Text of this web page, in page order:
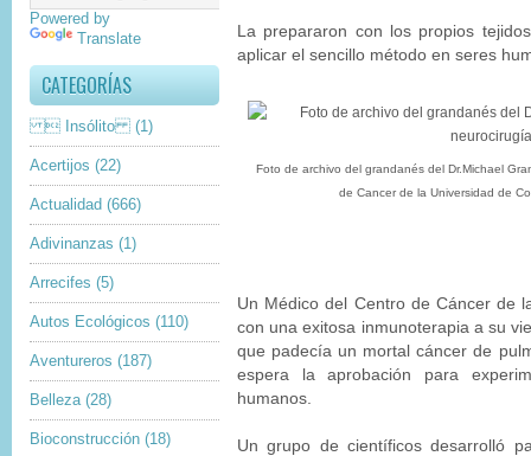
Powered by
Translate
CATEGORÍAS
 Insólito (1)
Acertijos (22)
Actualidad (666)
Adivinanzas (1)
Arrecifes (5)
Autos Ecológicos (110)
Aventureros (187)
Belleza (28)
Bioconstrucción (18)
La prepararon con los propios
aplicar el sencillo método en seres
Foto de archivo del grandanés del Dr.Michael
de Cancer de la Universidad de
Un Médico del Centro de Cáncer de
con una exitosa inmunoterapia a su
que padecía un mortal cáncer de
espera la aprobación para
humanos.
Un grupo de científicos desarrolló